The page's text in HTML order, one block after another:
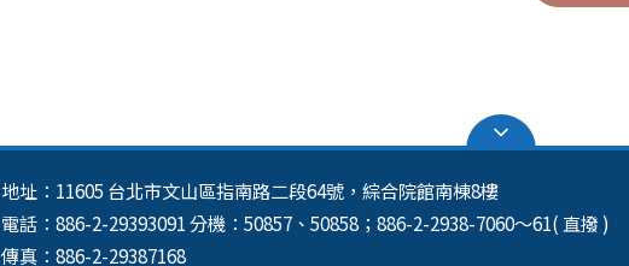
地址：11605 台北市文山區指南路二段64號，綜合院館南棟8樓
電話：886-2-29393091 分機：50857、50858；886-2-2938-7060～61( 直撥 )
傳真：886-2-29387168